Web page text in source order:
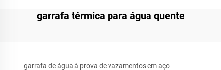
garrafa térmica para água quente
garrafa de água à prova de vazamentos em aço